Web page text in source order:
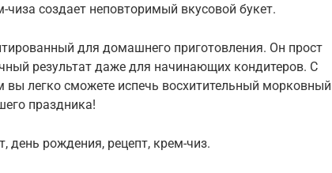
создает неповторимый вкусовой букет.
для домашнего приготовления. Он прост
результат даже для начинающих кондитеров. С
легко сможете испечь восхитительный морковный
праздника!
день рождения, рецепт, крем-чиз.